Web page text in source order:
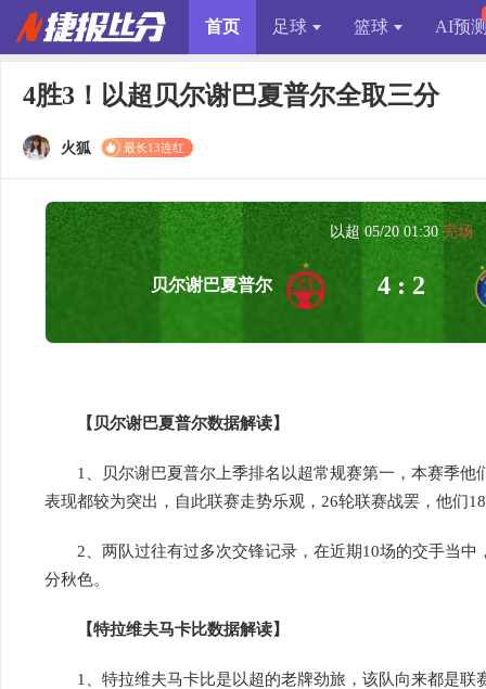
首页 足球 篮球 AI预
4胜3！以超贝尔谢巴夏普尔全取三分
火狐 最长13连红
以超 05/20 01:30完场
贝尔谢巴夏普尔 4 : 2
【贝尔谢巴夏普尔数据解读】
1、贝尔谢巴夏普尔上季排名以超常规赛第一，本赛季他
表现都较为突出，自此联赛走势乐观，26轮联赛战罢，他们
2、两队过往有过多次交锋记录，在近期10场的交手当中
分秋色。
【特拉维夫马卡比数据解读】
1、特拉维夫马卡比是以超的老牌劲旅，该队向来都是联